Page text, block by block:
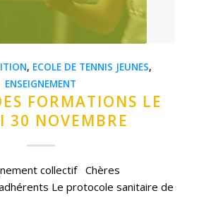
, ECOLE DE TENNIS JEUNES,
ENSEIGNEMENT
FORMATIONS LE
30 NOVEMBRE
collectif Chères
Le protocole sanitaire de